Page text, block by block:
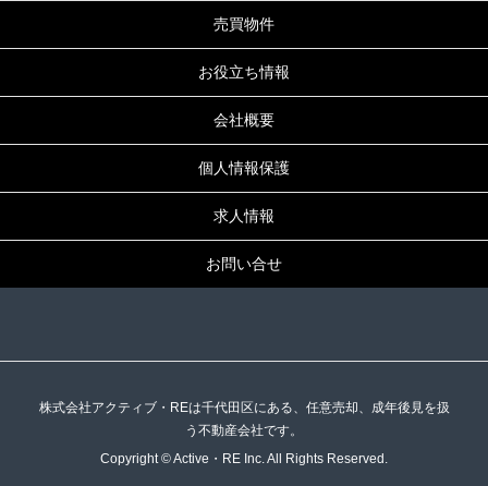
売買物件
お役立ち情報
会社概要
個人情報保護
求人情報
お問い合せ
株式会社アクティブ・REは千代田区にある、任意売却、成年後見を扱
う不動産会社です。
Copyright © Active・RE Inc. All Rights Reserved.